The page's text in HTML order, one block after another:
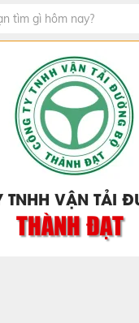
TNHH VẬN TẢI
THÀNH ĐẠT